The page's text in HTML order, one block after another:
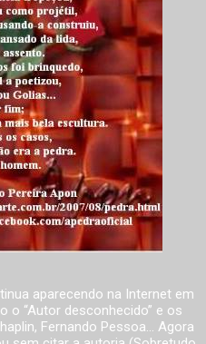
aparecendo na Internet em
o “Autor desconhecido” e os
Fernando Pessoa... Agora